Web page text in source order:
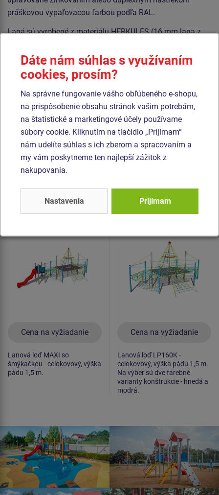
práškovou vypaľovacou farbou podľa RAL.
Laná sú vyrobené z materiálu HERKULES (16 mm lana z
spojované plastovými spojmi. Šmýkačka je vyrobená ze
sklolaminátu. Čelo šmýkačky je vyrobené z vysoko
kvalitného plastu HDPE (celoprefarbený polyetylén s
vysokou hustotou, ktorýsa vyznačuje vysokou farebnou
stálosťou, odolnosťou proti UV žiareniu a hlavne
bezpečnosťou, pretože je nelámavý a nehrozí tak žiadne
nebezpečenstvo zranenia detí ostrými úlomkami). Všetok
spojovací materiál je pozinkovaný alebo nerezový.
Produkt - LP-170K-15
Lanová loď LP170K -
Cena na vyžiadanie
Lanová loď MAXI so
šmýkačkou - celokovový, výška
pádu 1,5 m.
Produkt - LP-160K-15
Lanová loď LP160K -
Cena na vyžiadanie
Lanová loď LP160K -
celokovový, výška pádu 1,5 m.
Na výber sú dve farebné
varianty konštrukcie - hnedá a
modrá.
Dáte nám súhlas s využívaním
cookies, prosím?
Na správne fungovanie vášho obľúbeného e-shopu,
na prispôsobenie obsahu stránok vašim potrebám,
na štatistické a marketingové účely používame
súbory cookie. Kliknutím na tlačidlo „Prijímam“
nám udelíte súhlas s ich zberom a spracovaním a
my vám poskytneme ten najlepší zážitok z
nakupovania.
Nastavenia Prijímam